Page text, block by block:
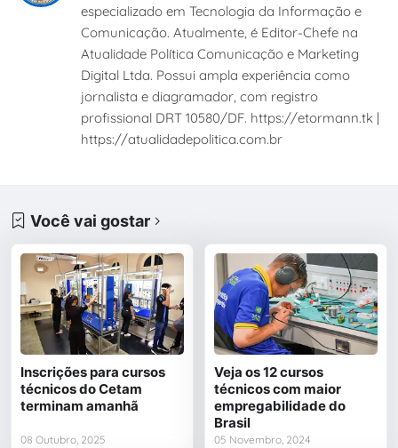
especializado em Tecnologia da Informação e
Comunicação. Atualmente, é Editor-Chefe na
Atualidade Política Comunicação e Marketing
Digital Ltda. Possui ampla experiência como
jornalista e diagramador, com registro
profissional DRT 10580/DF. https://etormann.tk |
https://atualidadepolitica.com.br
Você vai gostar
Inscrições para cursos
técnicos do Cetam
terminam amanhã
08 Outubro, 2025
Veja os 12 cursos
técnicos com maior
empregabilidade do
Brasil
05 Novembro, 2024